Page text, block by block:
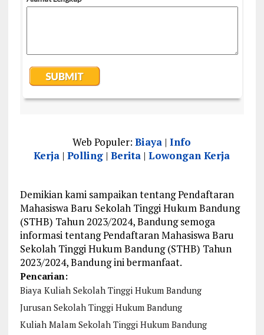
Web Populer:Biaya |Info
Kerja |Polling |Berita |Lowongan Kerja
Demikian kami sampaikan tentang Pendaftaran
Mahasiswa Baru Sekolah Tinggi Hukum Bandung
(STHB) Tahun 2023/2024, Bandung semoga
informasi tentang Pendaftaran Mahasiswa Baru
Sekolah Tinggi Hukum Bandung (STHB) Tahun
2023/2024, Bandung ini bermanfaat.
Pencarian:
Biaya Kuliah Sekolah Tinggi Hukum Bandung
Jurusan Sekolah Tinggi Hukum Bandung
Kuliah Malam Sekolah Tinggi Hukum Bandung